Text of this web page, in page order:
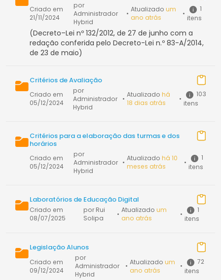
Criado em
21/11/2024
por
Administrador
Hybrid
• Atualizado um
ano atrás
•
1
itens
(Decreto–Lei nº 132/2012, de 27 de junho com a
redação conferida pelo Decreto-Lei n.º 83-A/2014,
de 23 de maio)
Critérios de Avaliação
Criado em
05/12/2024
por
Administrador
Hybrid
• Atualizado há
18 dias atrás
•
103
itens
Critérios para a elaboração das turmas e dos
horários
Criado em
05/12/2024
por
Administrador
Hybrid
• Atualizadohá 10
meses atrás
•
1
itens
Laboratórios de Educação Digital
Criado em
08/07/2025
por Rui
Solipa
• Atualizadoum
ano atrás
•
1
itens
Legislação Alunos
Criado em
09/12/2024
por
Administrador
Hybrid
• Atualizadoum
ano atrás
•
72
itens